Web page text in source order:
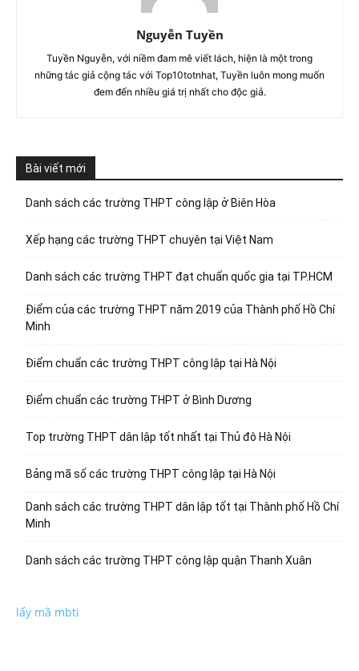
Nguyễn Tuyền
Tuyền Nguyễn, với niềm đam mê viết lách, hiện là một trong
những tác giả cộng tác với Top10totnhat, Tuyền luôn mong muốn
đem đến nhiều giá trị nhất cho độc giả.
Bài viết mới
Danh sách các trường THPT công lập ở Biên Hòa
Xếp hạng các trường THPT chuyên tại Việt Nam
Danh sách các trường THPT đạt chuẩn quốc gia tại TP.HCM
Điểm của các trường THPT năm 2019 của Thành phố Hồ Chí
Minh
Điểm chuẩn các trường THPT công lập tại Hà Nội
Điểm chuẩn các trường THPT ở Bình Dương
Top trường THPT dân lập tốt nhất tại Thủ đô Hà Nội
Bảng mã số các trường THPT công lập tại Hà Nội
Danh sách các trường THPT dân lập tốt tại Thành phố Hồ Chí
Minh
Danh sách các trường THPT công lập quận Thanh Xuân
lấy mã mbti